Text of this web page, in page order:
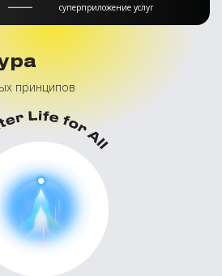
суперприложение услуг
принципов